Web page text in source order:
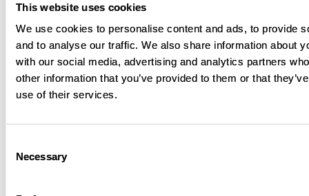
This website uses cookies
We use cookies to personalise content and ads, to provide
and to analyse our traffic. We also share information about
with our social media, advertising and analytics partners
other information that you’ve provided to them or that
use of their services.
Selection
Necessary
* Não é exigido para participantes que se inscrevem
após pelo menos=meses em um estudo inicial
separado (R0000-HEMB-2187)
^Testes de função hepática monitorados duas vezes
Este estudo terá um período inicial antes